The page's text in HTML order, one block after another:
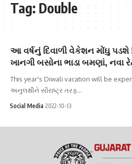
Tag: Double
આ વર્ષનું દિવાળી વેકેશન મોંઘુ
ખાનગી બસોના ભાડા બમણાં, નવા
This year's Diwali vacation will be
અનુલક્ષીને સૌરાષ્ટ્ર તરફ…
Social Media 2022-10-13